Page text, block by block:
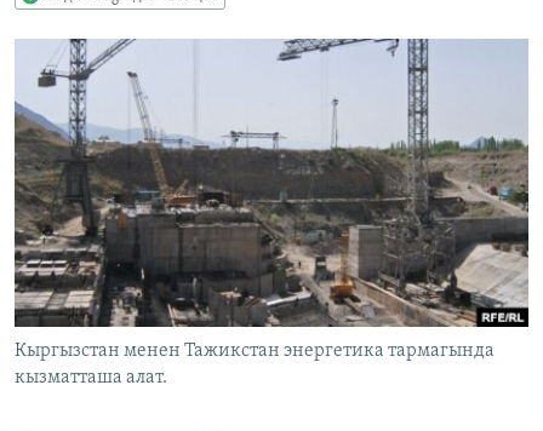
БИЗ ЖАНА ДҮЙНӨ
ДАНИСТЕ
ЭЖЕ-СИҢДИЛЕР
АЗАТТЫК+
ЫҢГАЙСЫЗ СУРООЛОР
ОНЛАЙН ШЕРИНЕ
ЭЕ/АРнун бардык сайттары
Кыргызстан менен Тажикстан энергетика тармагында
кызматташа алат.